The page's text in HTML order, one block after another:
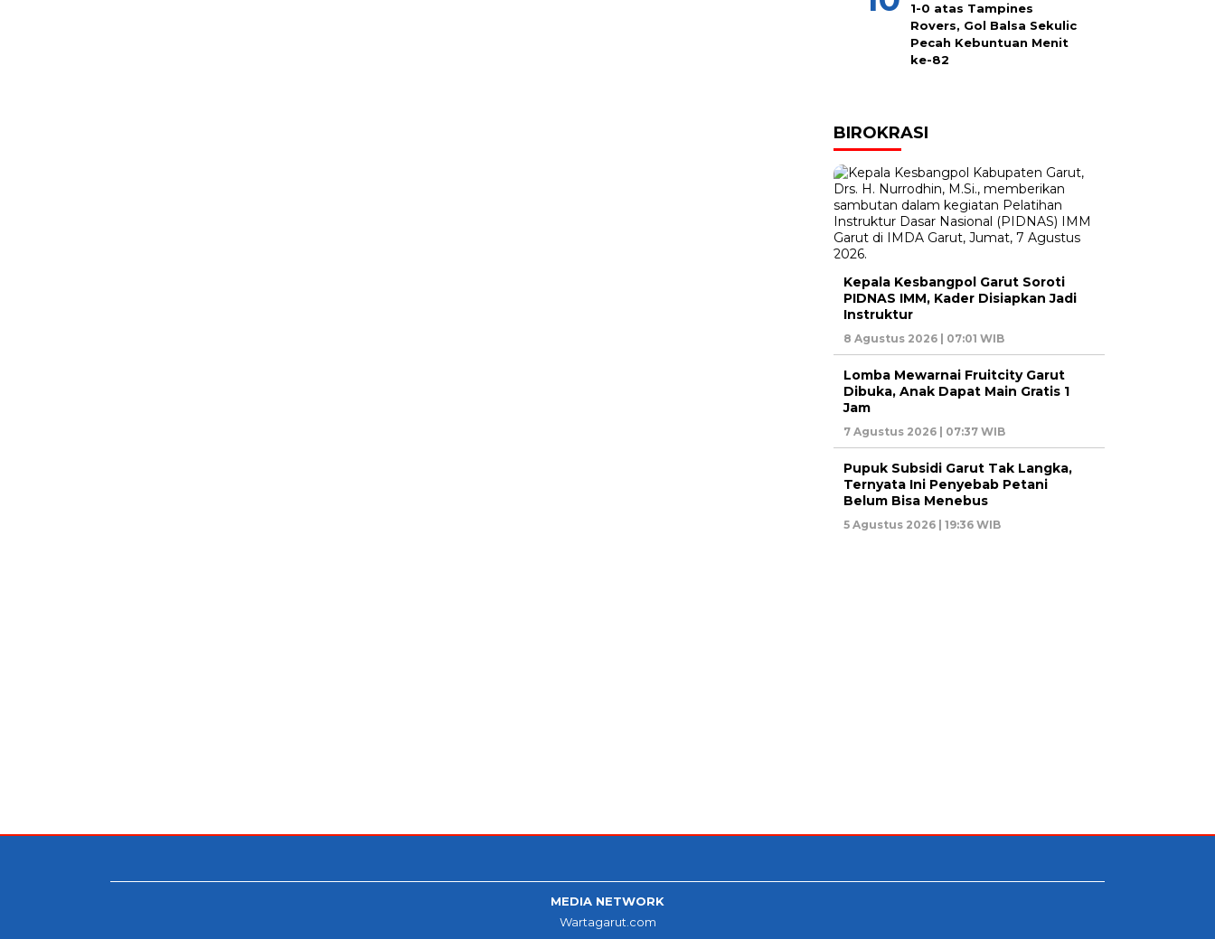
1-0 atas Tampines
Rovers, Gol Balsa Sekulic
Pecah Kebuntuan Menit
ke-82
BIROKRASI
Kepala Kesbangpol Garut Soroti
PIDNAS IMM, Kader Disiapkan Jadi
Instruktur
8 Agustus 2026 | 07:01 WIB
Lomba Mewarnai Fruitcity Garut
Dibuka, Anak Dapat Main Gratis 1
Jam
7 Agustus 2026 | 07:37 WIB
Pupuk Subsidi Garut Tak Langka,
Ternyata Ini Penyebab Petani
Belum Bisa Menebus
5 Agustus 2026 | 19:36 WIB
MEDIA NETWORK
Wartagarut.com